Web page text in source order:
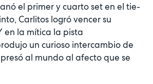
el primer y cuarto set en el tie-
Carlitos logró vencer su
en la mítica la pista
un curioso intercambio de
al mundo al afecto que se